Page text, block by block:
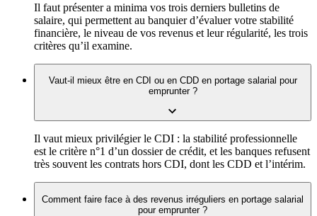
Il faut présenter a minima vos trois derniers bulletins de
salaire, qui permettent au banquier d’évaluer votre stabilité
financière, le niveau de vos revenus et leur régularité, les trois
critères qu’il examine.
Vaut-il mieux être en CDI ou en CDD en portage salarial pour
emprunter ?
Il vaut mieux privilégier le CDI : la stabilité professionnelle
est le critère n°1 d’un dossier de crédit, et les banques refusent
très souvent les contrats hors CDI, dont les CDD et l’intérim.
Comment faire face à des revenus irréguliers en portage salarial
pour emprunter ?